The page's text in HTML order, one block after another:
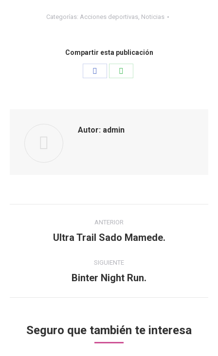
Categorías: Acciones deportivas, Noticias
Compartir esta publicación
Autor: admin
publicaciones
ANTERIOR
Publicación
Ultra Trail Sado Mamede.
SIGUIENTE
Publicación
Binter Night Run.
Seguro que también te interesa